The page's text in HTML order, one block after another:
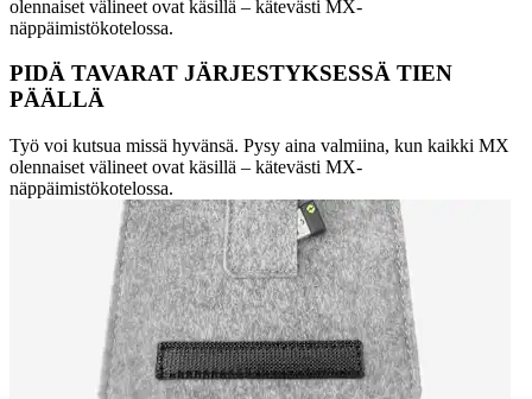
olennaiset välineet ovat käsillä – kätevästi MX-
näppäimistökotelossa.
PIDÄ TAVARAT JÄRJESTYKSESSÄ TIEN
PÄÄLLÄ
Työ voi kutsua missä hyvänsä. Pysy aina valmiina, kun kaikki MX
olennaiset välineet ovat käsillä – kätevästi MX-
näppäimistökotelossa.